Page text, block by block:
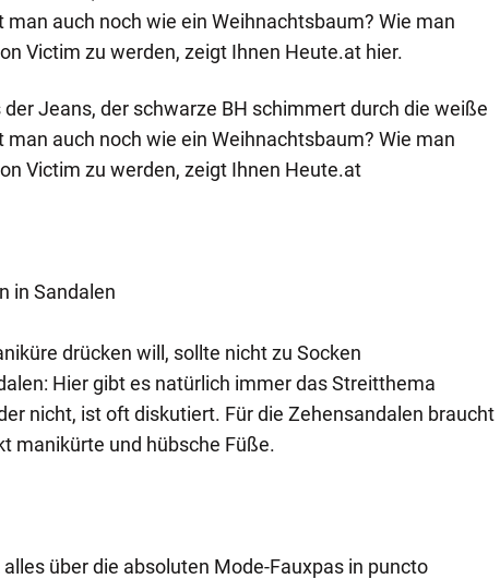
man auch noch wie ein Weihnachtsbaum? Wie man
Victim zu werden, zeigt Ihnen Heute.at hier.
der Jeans, der schwarze BH schimmert durch die weiße
man auch noch wie ein Weihnachtsbaum? Wie man
Victim zu werden, zeigt Ihnen Heute.at
in Sandalen
drücken will, sollte nicht zu Socken
Hier gibt es natürlich immer das Streitthema
nicht, ist oft diskutiert. Für die Zehensandalen braucht
manikürte und hübsche Füße.
über die absoluten Mode-Fauxpas in puncto